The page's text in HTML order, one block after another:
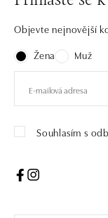
Objevte nejnovější
Žena
Muž
Souhlasím s